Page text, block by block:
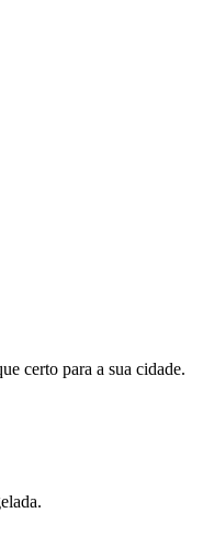
certo para a sua cidade.